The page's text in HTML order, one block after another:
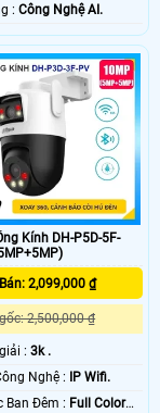
️➲ Chức Năng :Công Nghệ AI.
Kính DH-P5D-5F-
2,099,000 ₫
2,500,000 ₫
giải :3k .
®️ Trang Bị Công Nghệ :
IP Wifi.
✪ Xem Được Ban Đêm : Full Color